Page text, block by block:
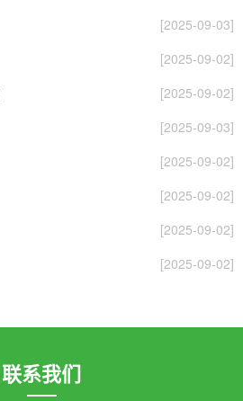
[2025-09-03]
[2025-09-02]
[2025-09-02]
[2025-09-03]
[2025-09-02]
[2025-09-02]
[2025-09-02]
[2025-09-02]
联系我们